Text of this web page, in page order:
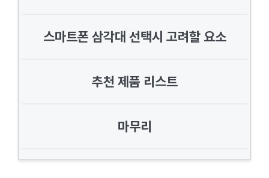
스마트폰 삼각대 선택시 고려할 요소
추천 제품 리스트
마무리